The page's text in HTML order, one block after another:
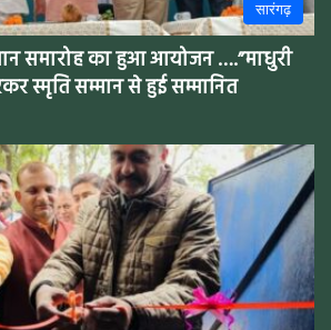
सारंगढ़
समारोह का हुआ आयोजन ….”माधुरी
स्मृति सम्मान से हुई सम्मानित